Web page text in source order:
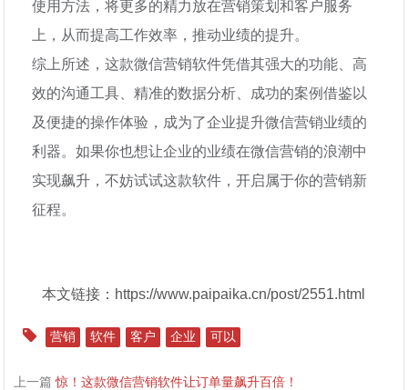
使用方法，将更多的精力放在营销策划和客户服务
上，从而提高工作效率，推动业绩的提升。
综上所述，这款微信营销软件凭借其强大的功能、高
效的沟通工具、精准的数据分析、成功的案例借鉴以
及便捷的操作体验，成为了企业提升微信营销业绩的
利器。如果你也想让企业的业绩在微信营销的浪潮中
实现飙升，不妨试试这款软件，开启属于你的营销新
征程。
本文链接：https://www.paipaika.cn/post/2551.html
营销 软件 客户 企业 可以
上一篇惊！这款微信营销软件让订单量飙升百倍！